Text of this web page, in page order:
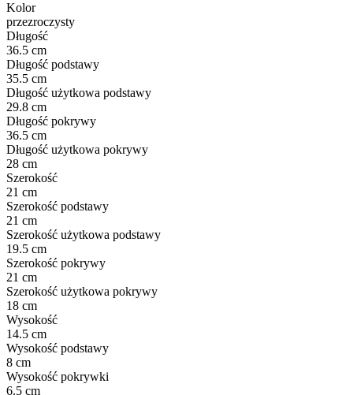
Kolor
przezroczysty
Długość
36.5 cm
Długość podstawy
35.5 cm
Długość użytkowa podstawy
29.8 cm
Długość pokrywy
36.5 cm
Długość użytkowa pokrywy
28 cm
Szerokość
21 cm
Szerokość podstawy
21 cm
Szerokość użytkowa podstawy
19.5 cm
Szerokość pokrywy
21 cm
Szerokość użytkowa pokrywy
18 cm
Wysokość
14.5 cm
Wysokość podstawy
8 cm
Wysokość pokrywki
6.5 cm